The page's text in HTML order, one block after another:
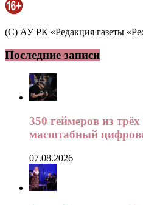
(C) АУ РК «Редакция газеты
Последние записи
350 геймеров из
масштабный
07.08.2026